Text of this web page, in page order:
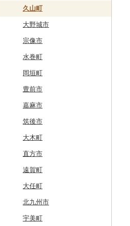
奥尻町
網走市
浦河町
広尾町
中札内村
滝川市
比布町
鶴居村
釧路市
苫前町
当別町
占冠村
上士幌町
平取町
外ヶ浜町
つがる市
弘前市
鰺ヶ沢町
むつ市
田舎館村
青森県（県庁）
三沢市
西目屋村
北上市
平泉町
洋野町
大船渡市
山田町
大槌町
女川町
気仙沼市
美里町
松島町
大和町
大郷町
南三陸町
仙台市
大河原町
角田市
涌谷町
東松島市
鹿角市
大仙市
八郎潟町
戸沢村
舟形町
最上町
真室川町
寒河江市
西川町
高畠町
山形市
三川町
大江町
米沢市
三春町
本宮市
柳津町
鮫川村
福島市
新地町
葛尾村
三島町
桑折町
矢吹町
国見町
檜枝岐村
喜多方市
南相馬市
笠間市
行方市
結城市
城里町
水戸市
鉾田市
桜川市
石岡市
茨城県（県庁）
坂東市
小美玉市
日立市
大子町
鹿嶋市
芳賀町
野木町
藤岡市
邑楽町
板倉町
嬬恋村
草津町
高崎市
群馬県（県庁）
大泉町
長野原町
中之条町
日高市
蓮田市
川越市
宮代町
吉見町
東松山市
入間市
志木市
北本市
桶川市
加須市
三郷市
八潮市
越生町
東庄町
館山市
大網白里市
一宮町
佐倉市
木更津市
茂原市
野田市
山武市
鴨川市
印西市
神崎町
船橋市
千葉市
多摩市
稲城市
世田谷区
日の出町
板橋区
渋谷区
千代田区
新宿区
江東区
青梅市
国立市
品川区
福生市
小平市
横須賀市
三浦市
大磯町
箱根町
横浜市
茅ヶ崎市
川崎市
厚木市
海老名市
相模原市
座間市
二宮町
村上市
妙高市
聖籠町
刈羽村
湯沢町
新潟市
早川町
南部町
昭和町
甲府市
甲州市
丹波山村
立科町
東御市
中野市
豊丘村
売木村
小諸市
木曽町
箕輪町
駒ヶ根市
王滝村
千曲市
辰野町
茅野市
喬木村
高山市
郡上市
白川村
御嵩町
海津市
関ケ原町
七宗町
笠松町
東白川村
土岐市
岐阜県（県庁）
下呂市
多治見市
垂井町
熱海市
掛川市
伊豆の国市
小山町
森町
川根本町
富士市
御前崎市
東伊豆町
西伊豆町
清水町
南伊豆町
松崎町
湖西市
蒲郡市
東郷町
犬山市
弥富市
東海市
新城市
春日井市
瀬戸市
大府市
半田市
あま市
岩倉市
小牧市
愛西市
名張市
東員町
玉城町
南山城村
京都市
舞鶴市
和束町
八幡市
京田辺市
向日市
松原市
柏原市
羽曳野市
大阪府（府庁）
吹田市
河南町
和泉市
高槻市
豊中市
箕面市
太子町
岬町
千早赤阪村
東大阪市
養父市
南あわじ市
洲本市
猪名川町
尼崎市
加西市
宝塚市
淡路市
丹波篠山市
香美町
芦屋市
神戸市
川西市
三田市
斑鳩町
平群町
黒滝村
御所市
上牧町
明日香村
吉野町
奈良市
大和郡山市
野迫川村
葛城市
三宅町
生駒市
東吉野村
紀の川市
上富田町
白浜町
由良町
すさみ町
日高町
有田川町
印南町
和歌山県（県庁）
みなべ町
かつらぎ町
田辺市
北山村
串本町
新庄村
高梁市
勝央町
倉敷市
矢掛町
鏡野町
安芸高田市
佐那河内村
北島町
吉野川市
南国市
仁淀川町
大月町
三原村
香南市
大豊町
田野町
高知市
東洋町
越知町
安芸市
本山町
土佐清水市
北川村
久山町
大野城市
宗像市
水巻町
岡垣町
豊前市
嘉麻市
筑後市
大木町
直方市
遠賀町
大任町
北九州市
宇美町